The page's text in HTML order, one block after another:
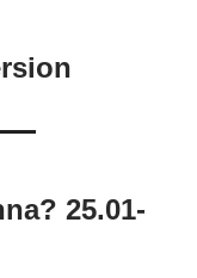
25.01-